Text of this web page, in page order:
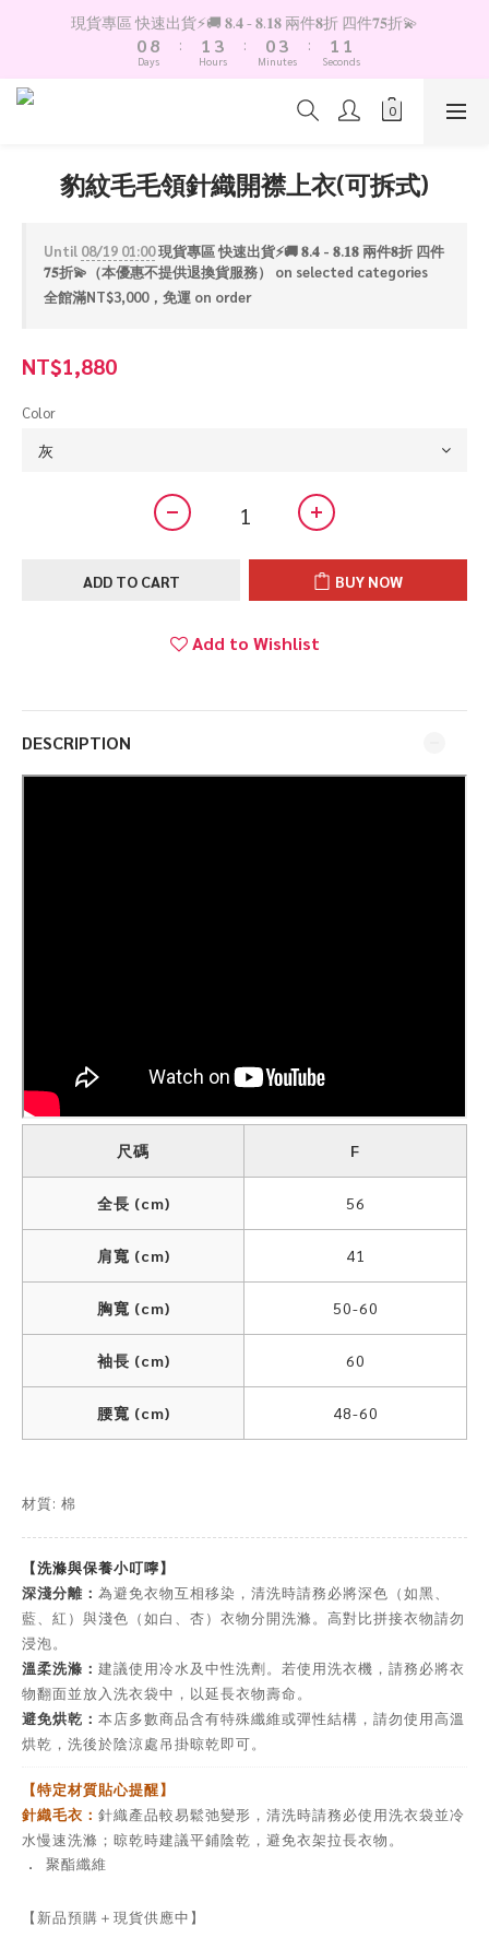
現貨專區 快速出貨⚡️🚚 𝟖.𝟒 - 𝟖.𝟏𝟖 兩件𝟖折 四件𝟕𝟓折💫
1
0
9
8
7
2
Days
:
2
1
0
4
3
2
Hours
:
1
0
4
3
2
Minutes
:
2
1
0
2
1
0
Seconds
豹紋毛毛領針織開襟上衣(可拆式)
Until 08/19 01:00現貨專區 快速出貨⚡️🚚 𝟖.𝟒 - 𝟖.𝟏𝟖 兩件𝟖折 四件
𝟕𝟓折💫（本優惠不提供退換貨服務） on selected categories
全館滿NT$3,000，免運 on order
NT$1,880
Color
ADD TO CART BUY NOW
Add to Wishlist
DESCRIPTION
尺碼 F
全長 (cm) 56
肩寬 (cm) 41
胸寬 (cm) 50-60
袖長 (cm) 60
腰寬 (cm) 48-60
材質: 棉
【洗滌與保養小叮嚀】
深淺分離： 為避免衣物互相移染，清洗時請務必將深色（如黑、
藍、紅）與淺色（如白、杏）衣物分開洗滌。高對比拼接衣物請勿
浸泡。
溫柔洗滌： 建議使用冷水及中性洗劑。若使用洗衣機，請務必將衣
物翻面並放入洗衣袋中，以延長衣物壽命。
避免烘乾： 本店多數商品含有特殊纖維或彈性結構，請勿使用高溫
烘乾，洗後於陰涼處吊掛晾乾即可。
【特定材質貼心提醒】
針織毛衣： 針織產品較易鬆弛變形，清洗時請務必使用洗衣袋並冷
水慢速洗滌；晾乾時建議平鋪陰乾，避免衣架拉長衣物。
． 聚酯纖維
【新品預購＋現貨供應中】